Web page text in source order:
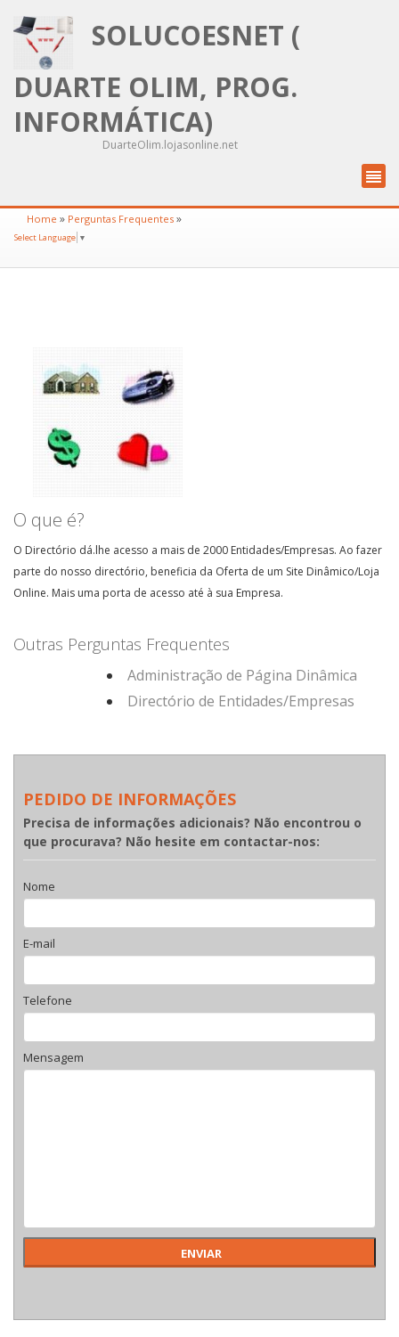
SOLUCOESNET (
DUARTE OLIM, PROG.
INFORMÁTICA)
DuarteOlim.lojasonline.net
Home » Perguntas Frequentes »
Select Language ▼
O que é?
O Directório dá.lhe acesso a mais de 2000 Entidades/Empresas. Ao fazer
parte do nosso directório, beneficia da Oferta de um Site Dinâmico/Loja
Online. Mais uma porta de acesso até à sua Empresa.
Outras Perguntas Frequentes
Administração de Página Dinâmica
Directório de Entidades/Empresas
PEDIDO DE INFORMAÇÕES
Precisa de informações adicionais? Não encontrou o
que procurava? Não hesite em contactar-nos:
Nome
E-mail
Telefone
Mensagem